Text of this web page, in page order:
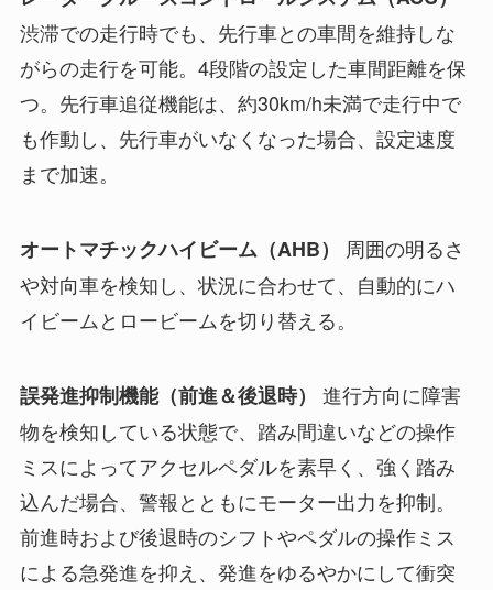
渋滞での走行時でも、先行車との車間を維持しな
がらの走行を可能。4段階の設定した車間距離を保
つ。先行車追従機能は、約30km/h未満で走行中で
も作動し、先行車がいなくなった場合、設定速度
まで加速。
オートマチックハイビーム（AHB） 周囲の明るさ
や対向車を検知し、状況に合わせて、自動的にハ
イビームとロービームを切り替える。
誤発進抑制機能（前進＆後退時） 進行方向に障害
物を検知している状態で、踏み間違いなどの操作
ミスによってアクセルペダルを素早く、強く踏み
込んだ場合、警報とともにモーター出力を抑制。
前進時および後退時のシフトやペダルの操作ミス
による急発進を抑え、発進をゆるやかにして衝突